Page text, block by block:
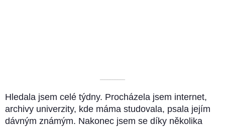
––––––––––
Hledala jsem celé týdny. Procházela jsem internet,
archivy univerzity, kde máma studovala, psala jejím
dávným známým. Nakonec jsem se díky několika